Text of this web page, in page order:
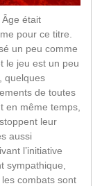
était
pour ce titre.
un peu comme
le jeu est un peu
quelques
de toutes
en même temps,
leur
aussi
l’initiative
sympathique,
combats sont